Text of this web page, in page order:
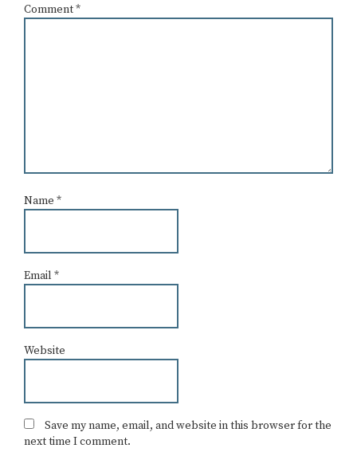
Comment*
Name *
Email *
Website
Save my name, email, and website in this browser for the
next time I comment.